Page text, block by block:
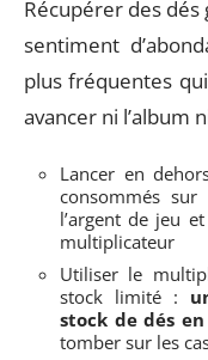
Récupérer des
sentiment
plus fréquentes
avancer ni l’album
Lancer en
consommés
l’argent de jeu
multiplicateur
Utiliser le
stock limité :
stock de dés
tomber sur les